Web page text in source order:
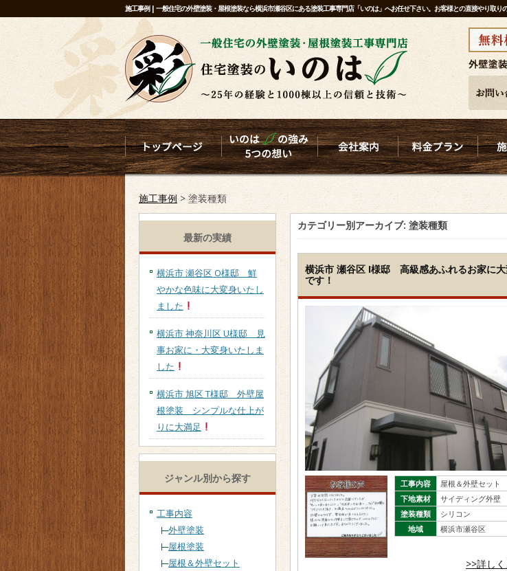
施工事例 | 一般住宅の外壁塗装・屋根塗装なら横浜市瀬谷区にある塗装工事専門店「いのは」へお任せ下さい。お客様との直接やり取
施工事例>塗装種類
カテゴリー別アーカイブ: 塗装種類
横浜市 瀬谷区 I様邸 高級感あふれるお家に
です！
工事内容
屋根＆外壁セット
下地素材
サイディング外壁
塗装種類
シリコン
地域
横浜市瀬谷区
>>詳し
最新の実績
横浜市 瀬谷区 O様邸 鮮
やかな色味に大変身いたし
ました
横浜市 神奈川区 U様邸 見
事お家に・大変身いたしま
した
横浜市 旭区 T様邸 外壁屋
根塗装 シンプルな仕上が
りに大満足
ジャンル別から探す
工事内容
外壁塗装
屋根塗装
屋根＆外壁セット